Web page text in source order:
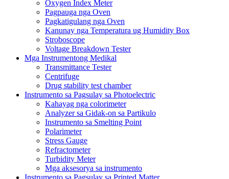
Oxygen Index Meter
Pagpauga nga Oven
Pagkatigulang nga Oven
Kanunay nga Temperatura ug Humidity Box
Stroboscope
Voltage Breakdown Tester
Mga Instrumentong Medikal
Transmittance Tester
Centrifuge
Drug stability test chamber
Instrumento sa Pagsulay sa Photoelectric
Kahayag nga colorimeter
Analyzer sa Gidak-on sa Partikulo
Instrumento sa Smelting Point
Polarimeter
Stress Gauge
Refractometer
Turbidity Meter
Mga aksesorya sa instrumento
Instrumento sa Pagsulay sa Printed Matter